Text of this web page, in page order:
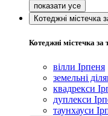
Котеджні містечка
Котеджні містечка за
вілли Ірпеня
земельні
квадрекси
дуплекси
таунхауси